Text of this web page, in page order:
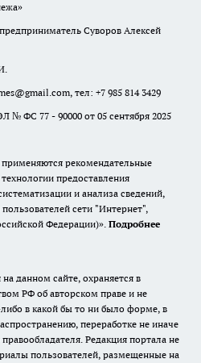
Суворов Алексей
тел: +7 985 814 3429
№ ФС 77 - 90000 от 05 сентября 2025
рекомендательные
предоставления
и анализа сведений,
сети "Интернет",
Федерации)». Подробнее
данном сайте, охраняется в
РФ об авторском праве и не
в какой бы то ни было форме, в
переработке не иначе
Редакция портала не
пользователей, размещенные на